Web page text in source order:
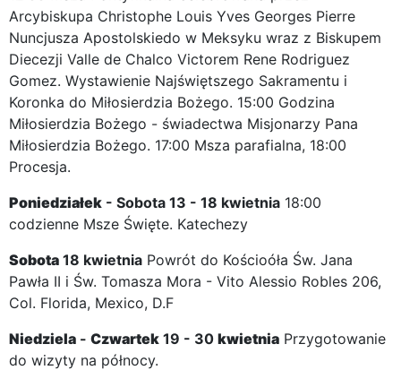
Arcybiskupa Christophe Louis Yves Georges Pierre
Nuncjusza Apostolskiedo w Meksyku wraz z Biskupem
Diecezji Valle de Chalco Victorem Rene Rodriguez
Gomez. Wystawienie Najświętszego Sakramentu i
Koronka do Miłosierdzia Bożego. 15:00 Godzina
Miłosierdzia Bożego - świadectwa Misjonarzy Pana
Miłosierdzia Bożego. 17:00 Msza parafialna, 18:00
Procesja.
Poniedziałek - Sobota 13 - 18 kwietnia 18:00
codzienne Msze Święte. Katechezy
Sobota 18 kwietnia Powrót do Kościoóła Św. Jana
Pawła II i Św. Tomasza Mora - Vito Alessio Robles 206,
Col. Florida, Mexico, D.F
Niedziela - Czwartek 19 - 30 kwietnia Przygotowanie
do wizyty na północy.